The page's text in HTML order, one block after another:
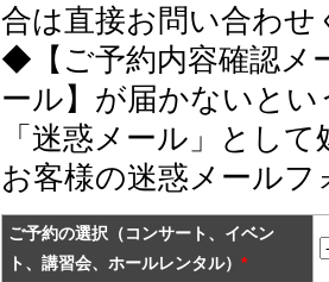
合は直接お問い合わせ
◆【ご予約内容確認メ
ール】が届かないと
「迷惑メール」とし
お客様の迷惑メール
ご予約の選択（コンサート、イベン
ト、講習会、ホールレンタル） *